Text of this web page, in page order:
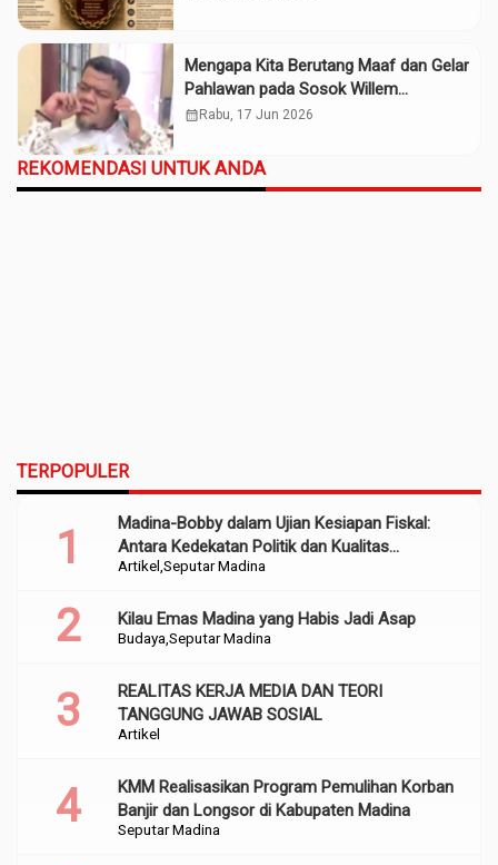
Mengapa Kita Berutang Maaf dan Gelar
Pahlawan pada Sosok Willem
Iskander?
calendar_month Rabu, 17 Jun 2026
REKOMENDASI UNTUK ANDA
TERPOPULER
Artikel Seputar Madina
Madina-Bobby dalam Ujian Kesiapan Fiskal:
Antara Kedekatan Politik dan Kualitas
Perencanaan
Budaya Seputar Madina
Kilau Emas Madina yang Habis Jadi Asap
Artikel
REALITAS KERJA MEDIA DAN TEORI
TANGGUNG JAWAB SOSIAL
Seputar Madina
KMM Realisasikan Program Pemulihan Korban
Banjir dan Longsor di Kabupaten Madina